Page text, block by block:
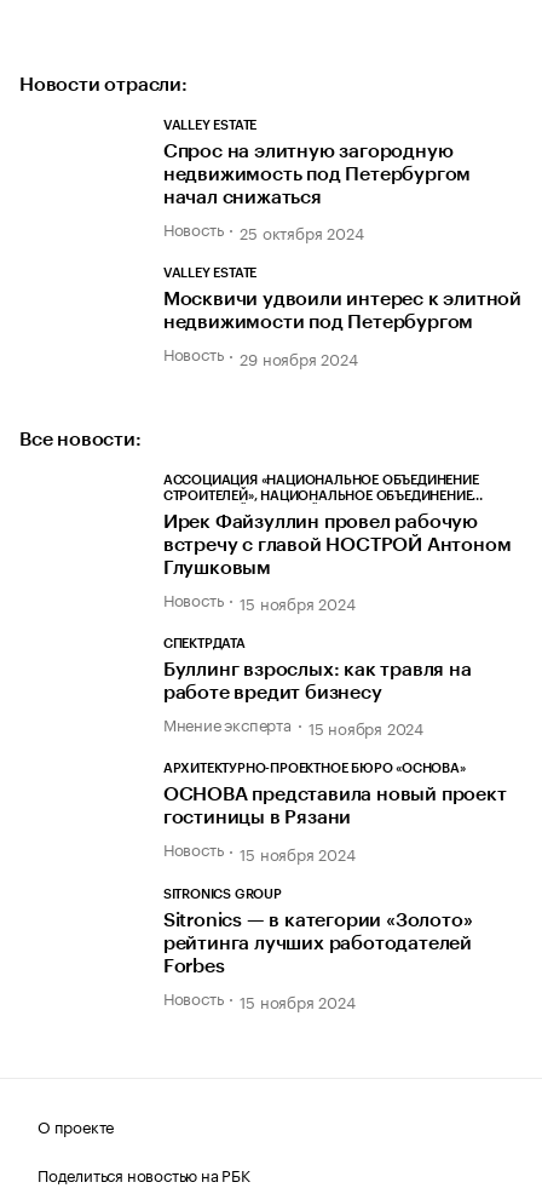
Новости отрасли:
VALLEY ESTATE
Спрос на элитную загородную
недвижимость под Петербургом
начал снижаться
Новость 25 октября 2024
VALLEY ESTATE
Москвичи удвоили интерес к элитной
недвижимости под Петербургом
Новость 29 ноября 2024
Все новости:
АССОЦИАЦИЯ «НАЦИОНАЛЬНОЕ ОБЪЕДИНЕНИЕ
СТРОИТЕЛЕЙ», НАЦИОНАЛЬНОЕ ОБЪЕДИНЕНИЕ
Ирек Файзуллин провел рабочую
встречу с главой НОСТРОЙ Антоном
Глушковым
Новость 15 ноября 2024
СПЕКТРДАТА
Буллинг взрослых: как травля на
работе вредит бизнесу
Мнение эксперта 15 ноября 2024
АРХИТЕКТУРНО-ПРОЕКТНОЕ БЮРО «ОСНОВА»
ОСНОВА представила новый проект
гостиницы в Рязани
Новость 15 ноября 2024
SITRONICS GROUP
Sitronics — в категории «Золото»
рейтинга лучших работодателей
Forbes
Новость 15 ноября 2024
О проекте
Поделиться новостью на РБК